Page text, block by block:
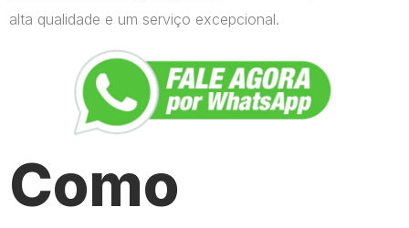
alta qualidade e um serviço excepcional.
Como